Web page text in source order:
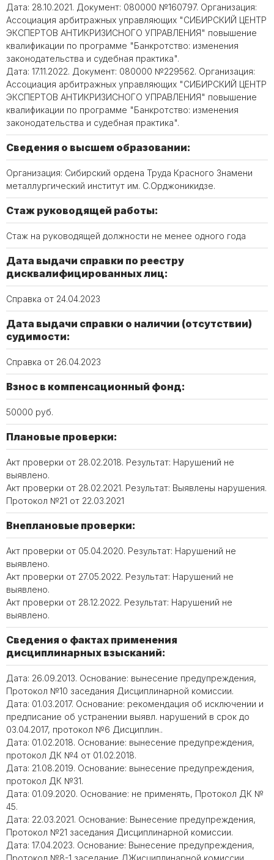
Дата: 28.10.2021. Документ: 080000 №160797. Организация:
Ассоциация арбитражных управляющих "СИБИРСКИЙ ЦЕНТР
ЭКСПЕРТОВ АНТИКРИЗИСНОГО УПРАВЛЕНИЯ" повышение
квалификации по программе "Банкротство: изменения
законодательства и судебная практика".
Дата: 17.11.2022. Документ: 080000 №229562. Организация:
Ассоциация арбитражных управляющих "СИБИРСКИЙ ЦЕНТР
ЭКСПЕРТОВ АНТИКРИЗИСНОГО УПРАВЛЕНИЯ" повышение
квалификации по программе "Банкротство: изменения
законодательства и судебная практика".
Сведения о высшем образовании:
Организация: Сибирский ордена Труда Красного Знамени
металлургический институт им. С.Орджоникидзе.
Стаж руководящей работы:
Стаж на руководящей должности не менее одного года
Дата выдачи справки по реестру
дисквалифицированных лиц:
Справка от 24.04.2023
Дата выдачи справки о наличии (отсутствии)
судимости:
Справка от 26.04.2023
Взнос в компенсационный фонд:
50000 руб.
Плановые проверки:
Акт проверки от 28.02.2018. Результат: Нарушений не
выявлено.
Акт проверки от 28.02.2021. Результат: Выявлены нарушения.
Протокол №21 от 22.03.2021
Внеплановые проверки:
Акт проверки от 05.04.2020. Результат: Нарушений не
выявлено.
Акт проверки от 27.05.2022. Результат: Нарушений не
выявлено.
Акт проверки от 28.12.2022. Результат: Нарушений не
выявлено.
Сведения о фактах применения
дисциплинарных взысканий:
Дата: 26.09.2013. Основание: вынесение предупреждения,
Протокол №10 заседания Дисциплинарной комиссии.
Дата: 01.03.2017. Основание: рекомендация об исключении и
предписание об устранении выявл. нарушений в срок до
03.04.2017, протокол №6 Дисциплин..
Дата: 01.02.2018. Основание: вынесение предупреждения,
протокол ДК №4 от 01.02.2018.
Дата: 21.08.2019. Основание: вынесение предупреждения,
протокол ДК №31.
Дата: 01.09.2020. Основание: не применять, Протокол ДК №
45.
Дата: 22.03.2021. Основание: Вынесение предупреждения,
Протокол №21 заседания Дисциплинарной комиссии.
Дата: 17.04.2023. Основание: Вынесение предупреждения,
Протокол №8-1 заседание ДЖисциплинарной комиссии.